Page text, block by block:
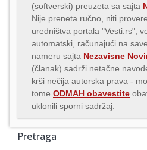
(softverski) preuzeta sa sajta
Nije preneta ručno, niti
uredništva portala "Vesti.rs",
automatski, računajući na
nameru sajta Nezavisne
(članak) sadrži netačne
krši nečija autorska prava -
tome ODMAH obavestite
uklonili sporni sadržaj.
Pretraga